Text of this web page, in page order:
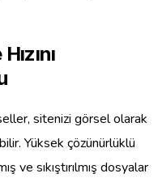
sitenizi görsel olarak
Yüksek çözünürlüklü
ve sıkıştırılmış dosyalar